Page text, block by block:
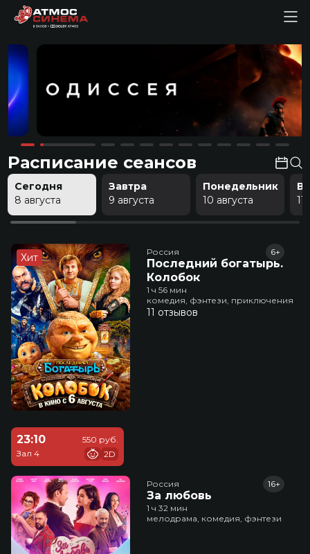
Расписание сеансов
Сегодня
8 августа
Завтра
9 августа
Понедельник
10 августа
11
Хит Россия
Последний богатырь.
Колобок
6+
1 ч 56 мин
комедия, фэнтези, приключения
11 отзывов
23:10
Зал 4
550 руб.
2D
Россия
За любовь
16+
1 ч 32 мин
мелодрама, комедия, фэнтези